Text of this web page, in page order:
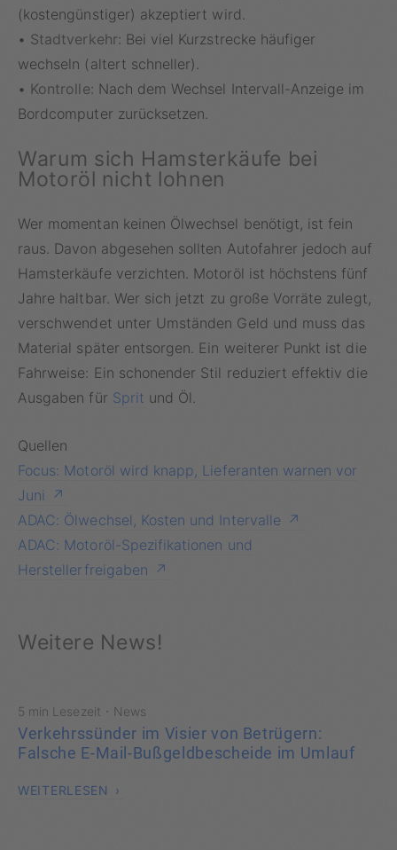
(kostengünstiger) akzeptiert wird.
• Stadtverkehr: Bei viel Kurzstrecke häufiger
wechseln (altert schneller).
• Kontrolle: Nach dem Wechsel Intervall-Anzeige im
Bordcomputer zurücksetzen.
Warum sich Hamsterkäufe bei
Motoröl nicht lohnen
Wer momentan keinen Ölwechsel benötigt, ist fein
raus. Davon abgesehen sollten Autofahrer jedoch auf
Hamsterkäufe verzichten. Motoröl ist höchstens fünf
Jahre haltbar. Wer sich jetzt zu große Vorräte zulegt,
verschwendet unter Umständen Geld und muss das
Material später entsorgen. Ein weiterer Punkt ist die
Fahrweise: Ein schonender Stil reduziert effektiv die
Ausgaben für Sprit und Öl.
Quellen
Focus: Motoröl wird knapp, Lieferanten warnen vor
Juni
ADAC: Ölwechsel, Kosten und Intervalle
ADAC: Motoröl-Spezifikationen und
Herstellerfreigaben
Weitere News!
5 min Lesezeit · News
Verkehrssünder im Visier von Betrügern:
Falsche E-Mail-Bußgeldbescheide im Umlauf
WEITERLESEN